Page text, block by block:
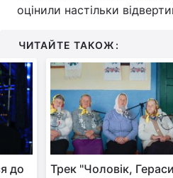
оцінили настільки
ЧИТАЙТЕ ТАКОЖ:
до
Трек "Чоловік,